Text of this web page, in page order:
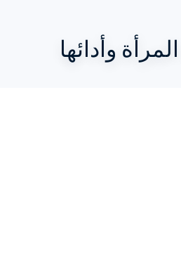
وأدائها